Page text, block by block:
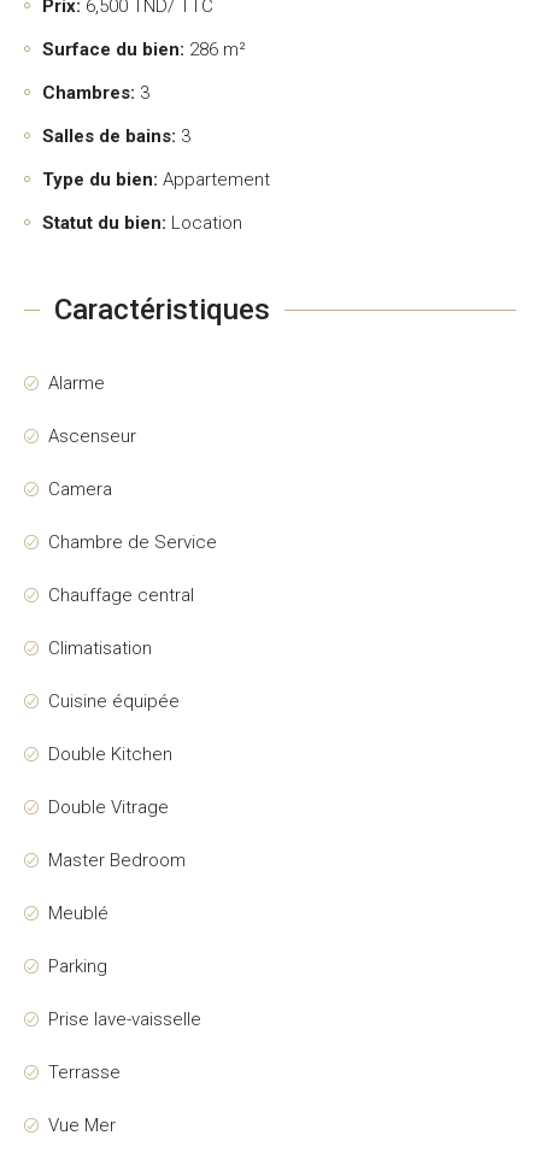
Prix: 6,500 TND/ TTC
Surface du bien: 286 m²
Chambres: 3
Salles de bains: 3
Type du bien: Appartement
Statut du bien: Location
Caractéristiques
Alarme
Ascenseur
Camera
Chambre de Service
Chauffage central
Climatisation
Cuisine équipée
Double Kitchen
Double Vitrage
Master Bedroom
Meublé
Parking
Prise lave-vaisselle
Terrasse
Vue Mer